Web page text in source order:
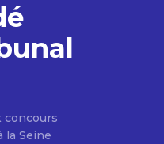
concours
la Seine